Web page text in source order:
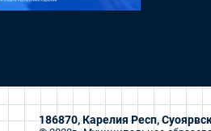
186870, Карелия Респ,